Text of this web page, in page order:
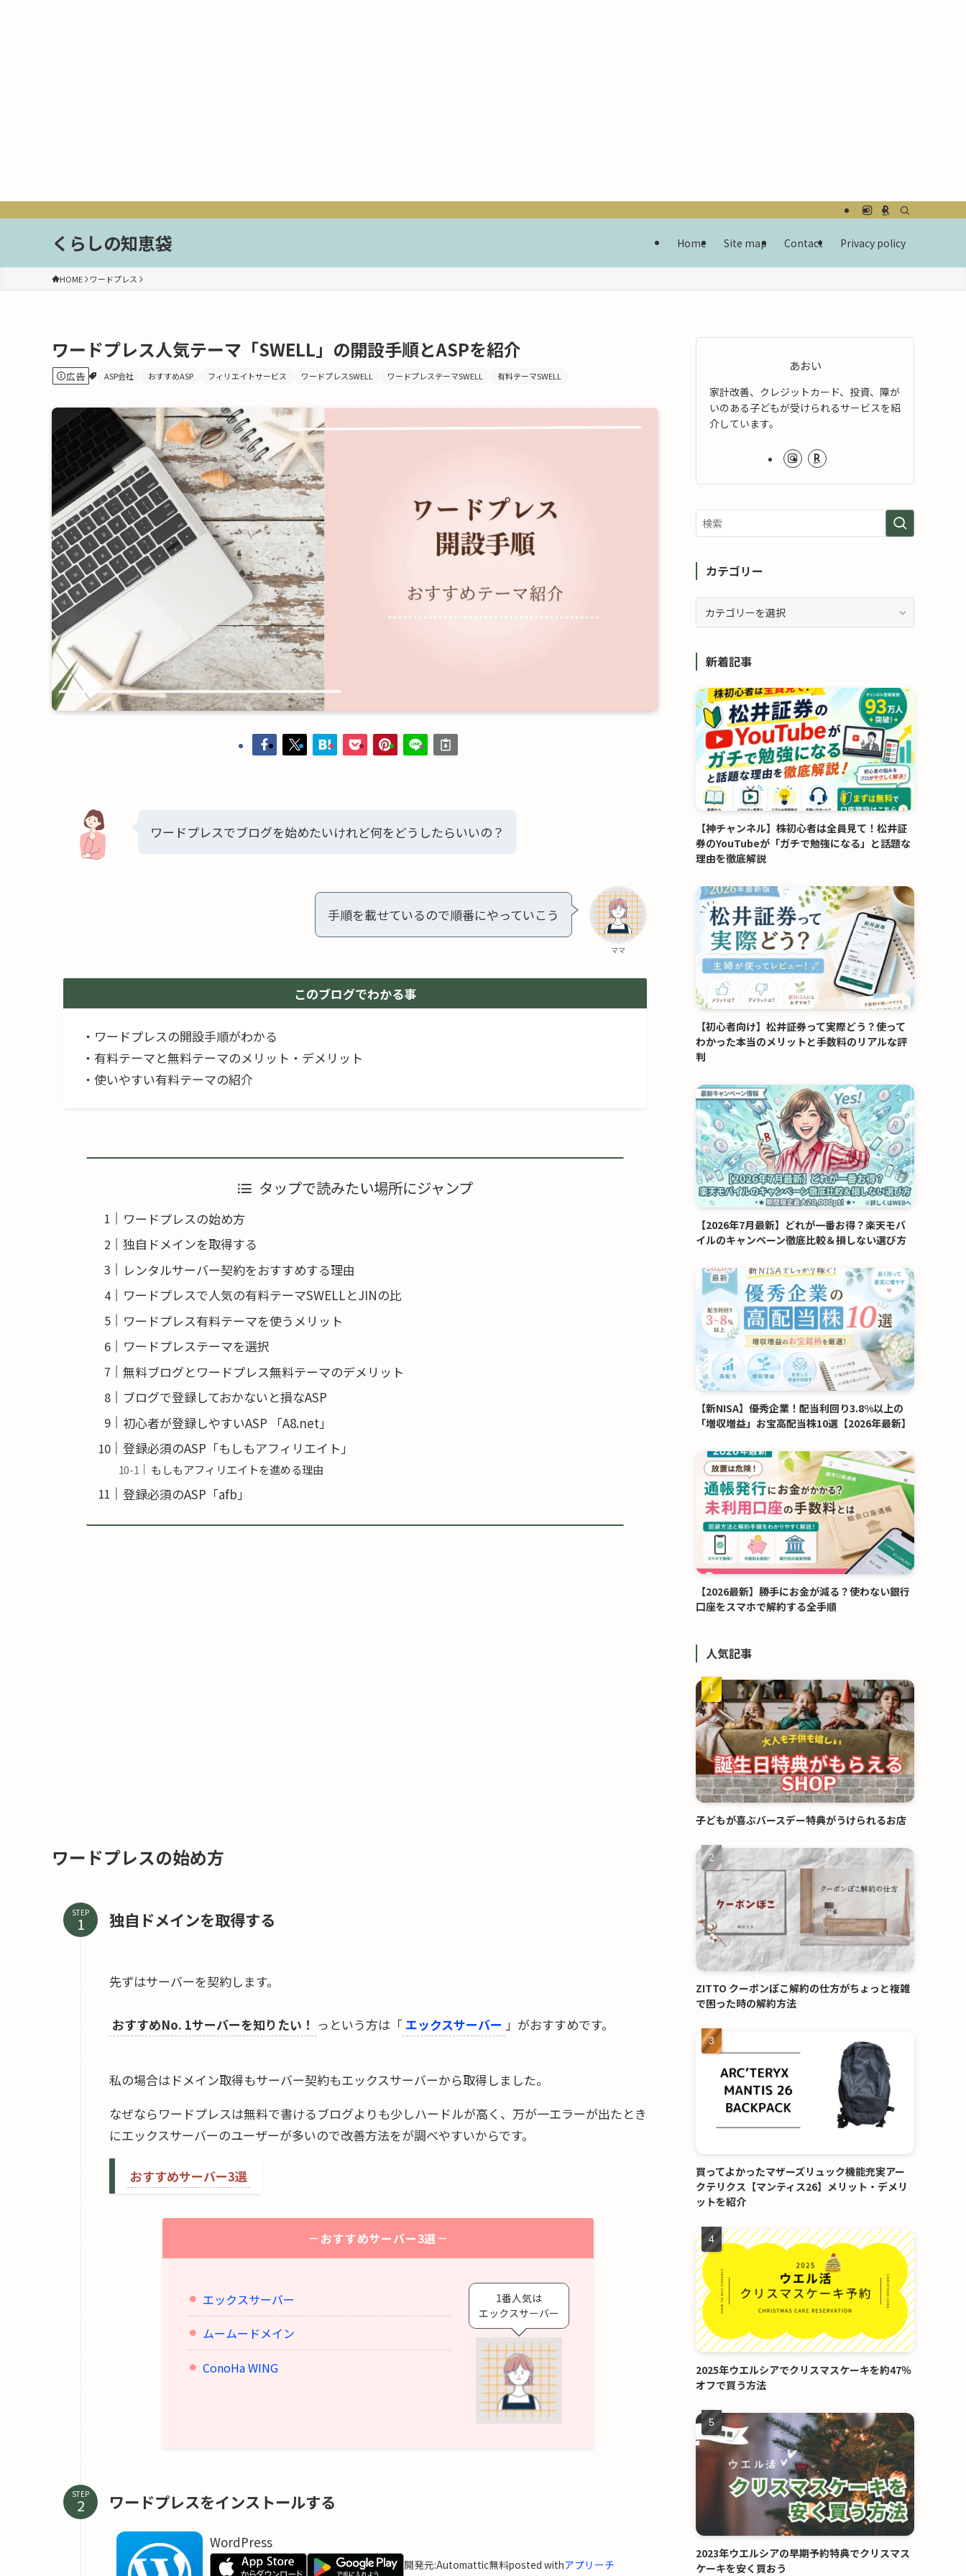
くらしの知恵袋 Home Site map Contact Privacy policy
HOME ワードプレス
ワードプレス人気テーマ「SWELL」の開設手順とASPを紹介
広告 ASP会社 おすすめASP フィリエイトサービス ワードプレスSWELL ワードプレステーマSWELL 有料テーマSWELL
ワードプレスでブログを始めたいけれど何をどうしたらいいの？
ママ
手順を載せているので順番にやっていこう
このブログでわかる事
・ワードプレスの開設手順がわかる
・有料テーマと無料テーマのメリット・デメリット
・使いやすい有料テーマの紹介
タップで読みたい場所にジャンプ
ワードプレスの始め方
独自ドメインを取得する
レンタルサーバー契約をおすすめする理由
ワードプレスで人気の有料テーマSWELLとJINの比
ワードプレス有料テーマを使うメリット
ワードプレステーマを選択
無料ブログとワードプレス無料テーマのデメリット
ブログで登録しておかないと損なASP
初心者が登録しやすいASP 「A8.net」
登録必須のASP「もしもアフィリエイト」
もしもアフィリエイトを進める理由
登録必須のASP「afb」
ワードプレスの始め方
STEP 独自ドメインを取得する
先ずはサーバーを契約します。
おすすめNo. 1サーバーを知りたい！ っという方は「 エックスサーバー 」がおすすめです。
私の場合はドメイン取得もサーバー契約もエックスサーバーから取得しました。
なぜならワードプレスは無料で書けるブログよりも少しハードルが高く、万が一エラーが出たとき
にエックスサーバーのユーザーが多いので改善方法をが調べやすいからです。
おすすめサーバー3選
おすすめサーバー3選
エックスサーバー
ムームードメイン
ConoHa WING
1番人気は
エックスサーバー
STEP ワードプレスをインストールする
WordPress
開発元:Automattic無料posted withアプリーチ
あおい
家計改善、クレジットカード、投資、障が
いのある子どもが受けられるサービスを紹
介しています。
カテゴリー
リ
ー 新着記事
【神チャンネル】株初心者は全員見て！松井証
券のYouTubeが「ガチで勉強になる」と話題な
理由を徹底解説
【初心者向け】松井証券って実際どう？使って
わかった本当のメリットと手数料のリアルな評
判
【2026年7月最新】どれが一番お得？楽天モバ
イルのキャンペーン徹底比較＆損しない選び方
【新NISA】優秀企業！配当利回り3.8%以上の
「増収増益」お宝高配当株10選【2026年最新】
【2026最新】勝手にお金が減る？使わない銀行
口座をスマホで解約する全手順
人気記事
子どもが喜ぶバースデー特典がうけられるお店
ZITTO クーポンぽこ解約の仕方がちょっと複雑
で困った時の解約方法
買ってよかったマザーズリュック機能充実アー
クテリクス【マンティス26】メリット・デメリ
ットを紹介
2025年ウエルシアでクリスマスケーキを約47％
オフで買う方法
2023年ウエルシアの早期予約特典でクリスマス
ケーキを安く買おう